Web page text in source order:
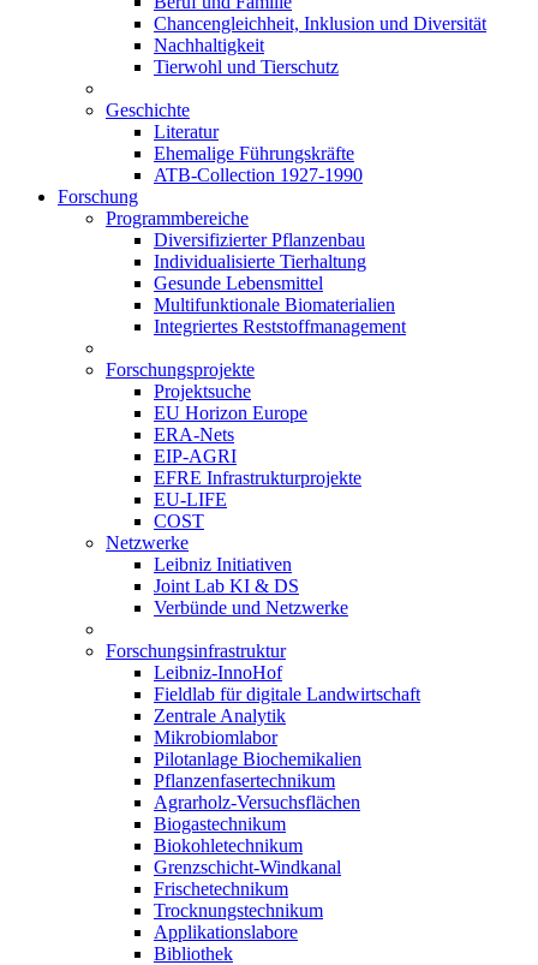
Chancengleichheit, Inklusion und Diversität
Nachhaltigkeit
Tierwohl und Tierschutz
Geschichte
Literatur
Ehemalige Führungskräfte
ATB-Collection 1927-1990
Forschung
Programmbereiche
Diversifizierter Pflanzenbau
Individualisierte Tierhaltung
Gesunde Lebensmittel
Multifunktionale Biomaterialien
Integriertes Reststoffmanagement
Forschungsprojekte
Projektsuche
EU Horizon Europe
ERA-Nets
EIP-AGRI
EFRE Infrastrukturprojekte
EU-LIFE
COST
Netzwerke
Leibniz Initiativen
Joint Lab KI & DS
Verbünde und Netzwerke
Forschungsinfrastruktur
Leibniz-InnoHof
Fieldlab für digitale Landwirtschaft
Zentrale Analytik
Mikrobiomlabor
Pilotanlage Biochemikalien
Pflanzenfasertechnikum
Agrarholz-Versuchsflächen
Biogastechnikum
Biokohletechnikum
Grenzschicht-Windkanal
Frischetechnikum
Trocknungstechnikum
Applikationslabore
Bibliothek